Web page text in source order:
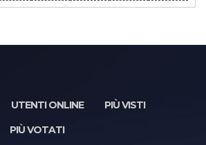
UTENTI ONLINE
PIÙ VISTI
PIÙ VOTATI